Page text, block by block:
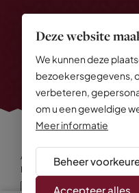
Deze website
We kunnen deze
bezoekersgegevens,
verbeteren,
om u een geweldige
Meer informatie
Beheer
Accepteer alles
Alle rechten voorbehouden
Privacy Policy Algemene